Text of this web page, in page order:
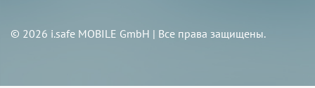
© 2026 i.safe MOBILE GmbH | Все права защищены.